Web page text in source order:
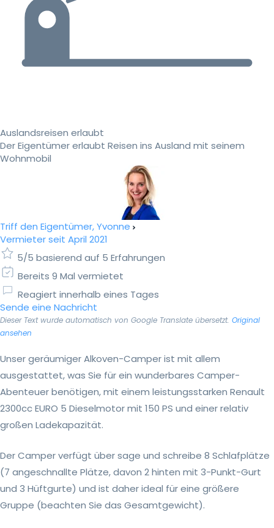
Auslandsreisen erlaubt
Der Eigentümer erlaubt Reisen ins Ausland mit seinem
Wohnmobil
Triff den Eigentümer, Yvonne
Vermieter seit April 2021
5/5 basierend auf 5 Erfahrungen
Bereits 9 Mal vermietet
Reagiert innerhalb eines Tages
Sende eine Nachricht
Dieser Text wurde automatisch von Google Translate übersetzt. Original
ansehen
Unser geräumiger Alkoven-Camper ist mit allem
ausgestattet, was Sie für ein wunderbares Camper-
Abenteuer benötigen, mit einem leistungsstarken Renault
2300cc EURO 5 Dieselmotor mit 150 PS und einer relativ
großen Ladekapazität.
Der Camper verfügt über sage und schreibe 8 Schlafplätze
(7 angeschnallte Plätze, davon 2 hinten mit 3-Punkt-Gurt
und 3 Hüftgurte) und ist daher ideal für eine größere
Gruppe (beachten Sie das Gesamtgewicht).